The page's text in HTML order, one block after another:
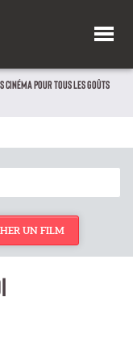
POUR TOUS LES GOÛTS
UN FILM